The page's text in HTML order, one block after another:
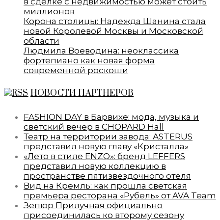
миллионов
Корона столицы: Надежда Шанина стала
новой Королевой Москвы и Московской
области
Людмила Воеводина: неоклассика
фортепиано как новая форма
современной роскоши
НОВОСТИ ПАРТНЕРОВ
FASHION DAY в Барвихе: мода, музыка и
светский вечер в CHOPARD Hall
Театр на территории завода: ASTERUS
представил новую главу «Кристалла»
«Лето в стиле ENZO»: бренд LEFFERS
представил новую коллекцию в
пространстве пятизвездочного отеля
Вид на Кремль: как прошла светская
премьера ресторана «Рубель» от AVA Team
Зепюр Прилучная официально
присоединилась ко второму сезону